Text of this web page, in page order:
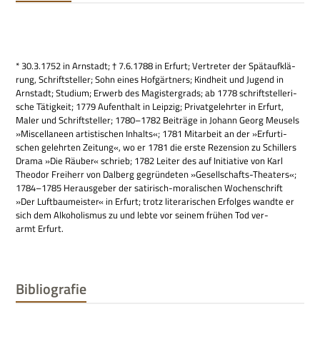
* 30.3.1752 in Arn­stadt; † 7.6.1788 in Erfurt; Ver­tre­ter der Spät­auf­klä­
rung, Schrift­stel­ler; Sohn eines Hof­gärt­ners; Kind­heit und Jugend in
Arn­stadt; Stu­dium; Erwerb des Magi­ster­grads; ab 1778 schrift­stel­le­ri­
sche Tätig­keit; 1779 Auf­ent­halt in Leip­zig; Pri­vat­ge­lehr­ter in Erfurt,
Maler und Schrift­stel­ler; 1780–1782 Bei­träge in Johann Georg Meu­sels
»Mis­cel­la­neen arti­sti­schen Inhalts«; 1781 Mit­ar­beit an der »Erfur­ti­
schen gelehr­ten Zei­tung«, wo er 1781 die erste Rezen­sion zu Schil­lers
Drama »Die Räu­ber« schrieb; 1782 Lei­ter des auf Initia­tive von Karl
Theo­dor Frei­herr von Dal­berg gegrün­de­ten »Gesell­schafts-Thea­ters«;
1784–1785 Her­aus­ge­ber der sati­risch-mora­li­schen Wochen­schrift
»Der Luft­bau­mei­ster« in Erfurt; trotz lite­ra­ri­schen Erfol­ges wandte er
sich dem Alko­ho­lis­mus zu und lebte vor sei­nem frü­hen Tod ver­
armt Erfurt.
Bibliografie